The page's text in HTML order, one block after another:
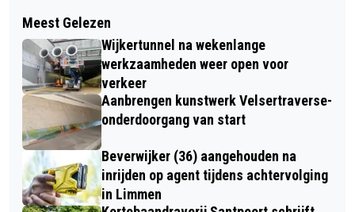
EXPOSITIE STADSDICHTER 2024
TINEKE JIPPES IN STADHUIS
BEVERWIJK
KPN START MET GLASVEZELUITROL
IN BEVERWIJK
Meest Gelezen
Wijkertunnel na wekenlange
werkzaamheden weer open voor
verkeer
Aanbrengen kunstwerk Velsertraverse-
onderdoorgang van start
Beverwijker (36) aangehouden na
inrijden op agent tijdens achtervolging
in Limmen